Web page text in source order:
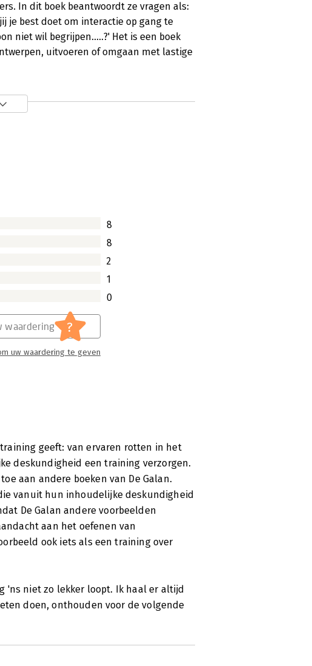
In dit boek beantwoordt ze vragen als:
je best doet om interactie op gang te
niet wil begrijpen.....?' Het is een boek
uitvoeren of omgaan met lastige
8
8
2
1
0
waardering ?
uw waardering te geven
geeft: van ervaren rotten in het
deskundigheid een training verzorgen.
aan andere boeken van De Galan.
vanuit hun inhoudelijke deskundigheid
De Galan andere voorbeelden
aan het oefenen van
ook iets als een training over
'ns niet zo lekker loopt. Ik haal er altijd
doen, onthouden voor de volgende